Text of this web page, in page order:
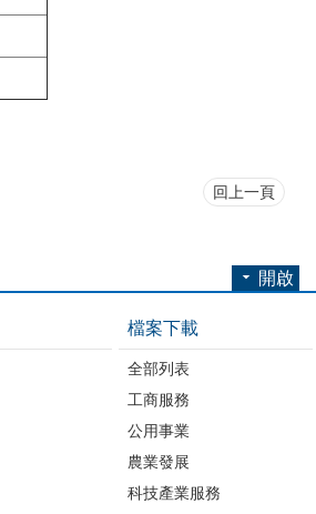
回上一頁
開啟
檔案下載
全部列表
工商服務
公用事業
農業發展
科技產業服務